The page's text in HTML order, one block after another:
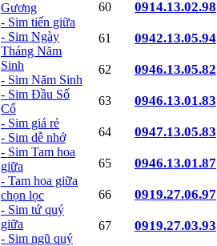
Gương
- Sim tiến giữa
- Sim Ngày
Tháng Năm
Sinh
- Sim Năm Sinh
- Sim Đầu Số
Cổ
- Sim giá rẻ
- Sim dễ nhớ
- Sim Tam hoa
giữa
- Tam hoa giữa
chọn lọc
- Sim tứ quý
giữa
- Sim ngũ quý
60
0914.13.02.98
61
0942.13.05.94
62
0946.13.05.82
63
0946.13.01.83
64
0947.13.05.83
65
0946.13.01.87
66
0919.27.06.97
67
0919.27.03.93